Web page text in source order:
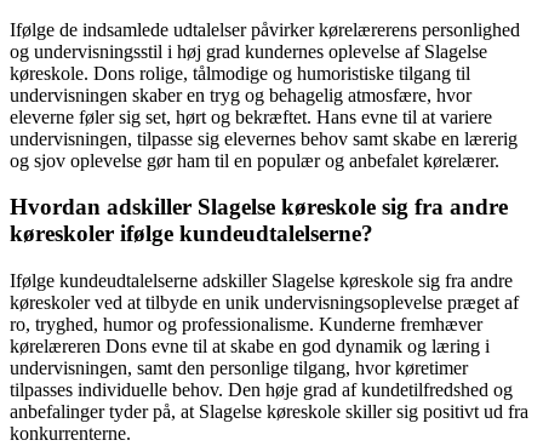
Ifølge de indsamlede udtalelser påvirker kørelærerens personlighed
og undervisningsstil i høj grad kundernes oplevelse af Slagelse
køreskole. Dons rolige, tålmodige og humoristiske tilgang til
undervisningen skaber en tryg og behagelig atmosfære, hvor
eleverne føler sig set, hørt og bekræftet. Hans evne til at variere
undervisningen, tilpasse sig elevernes behov samt skabe en lærerig
og sjov oplevelse gør ham til en populær og anbefalet kørelærer.
Hvordan adskiller Slagelse køreskole sig fra andre
køreskoler ifølge kundeudtalelserne?
Ifølge kundeudtalelserne adskiller Slagelse køreskole sig fra andre
køreskoler ved at tilbyde en unik undervisningsoplevelse præget af
ro, tryghed, humor og professionalisme. Kunderne fremhæver
kørelæreren Dons evne til at skabe en god dynamik og læring i
undervisningen, samt den personlige tilgang, hvor køretimer
tilpasses individuelle behov. Den høje grad af kundetilfredshed og
anbefalinger tyder på, at Slagelse køreskole skiller sig positivt ud fra
konkurrenterne.